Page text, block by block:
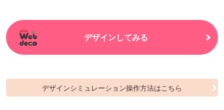
デザインしてみる
デザインシミュレーション操作方法はこちら